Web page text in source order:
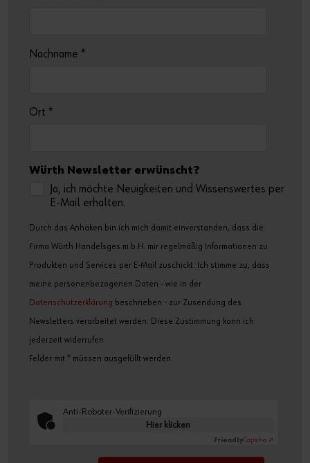
Nachname *
Ort *
Würth Newsletter erwünscht?
Ja, ich möchte Neuigkeiten und Wissenswertes per
E-Mail erhalten.
Durch das Anhaken bin ich mich damit einverstanden, dass die
Firma Würth Handelsges.m.b.H. mir regelmäßig Informationen zu
Produkten und Services per E-Mail zuschickt. Ich stimme zu, dass
meine personenbezogenen Daten - wie in der
Datenschutzerklärung beschrieben - zur Zusendung des
Newsletters verarbeitet werden. Diese Zustimmung kann ich
jederzeit widerrufen.
Felder mit * müssen ausgefüllt werden.
Anti-Roboter-Verifizierung
Hier klicken
FriendlyCaptcha ⇗